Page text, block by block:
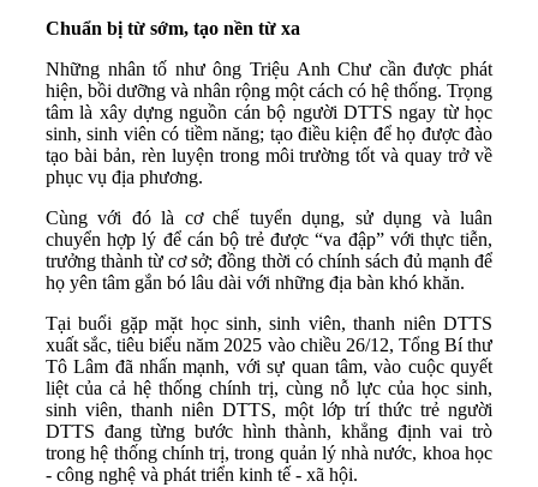
Chuẩn bị từ sớm, tạo nền từ xa
Những nhân tố như ông Triệu Anh Chư cần được phát
hiện, bồi dưỡng và nhân rộng một cách có hệ thống. Trọng
tâm là xây dựng nguồn cán bộ người DTTS ngay từ học
sinh, sinh viên có tiềm năng; tạo điều kiện để họ được đào
tạo bài bản, rèn luyện trong môi trường tốt và quay trở về
phục vụ địa phương.
Cùng với đó là cơ chế tuyển dụng, sử dụng và luân
chuyển hợp lý để cán bộ trẻ được “va đập” với thực tiễn,
trưởng thành từ cơ sở; đồng thời có chính sách đủ mạnh để
họ yên tâm gắn bó lâu dài với những địa bàn khó khăn.
Tại buổi gặp mặt học sinh, sinh viên, thanh niên DTTS
xuất sắc, tiêu biểu năm 2025 vào chiều 26/12, Tổng Bí thư
Tô Lâm đã nhấn mạnh, với sự quan tâm, vào cuộc quyết
liệt của cả hệ thống chính trị, cùng nỗ lực của học sinh,
sinh viên, thanh niên DTTS, một lớp trí thức trẻ người
DTTS đang từng bước hình thành, khẳng định vai trò
trong hệ thống chính trị, trong quản lý nhà nước, khoa học
- công nghệ và phát triển kinh tế - xã hội.